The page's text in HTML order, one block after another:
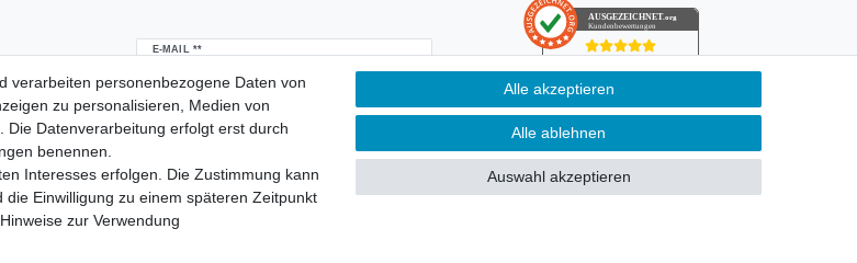
E-MAIL **
Newsletter
Hiermit bestätige ich, dass ich die
Daten­schutz­
erklärunggelesen habe. Meine Einwilligung kann ich
Abonnieren
AUSGEZEICHNET.org
Kundenbewertungen
4.91
68.357 Bewertungen
amazon.de
verarbeiten personenbezogene Daten von
zu personalisieren, Medien von
Datenverarbeitung erfolgt erst durch
benennen.
Interesses erfolgen. Die Zustimmung kann
Einwilligung zu einem späteren Zeitpunkt
zur Verwendung
Alle akzeptieren
Alle ablehnen
Auswahl akzeptieren